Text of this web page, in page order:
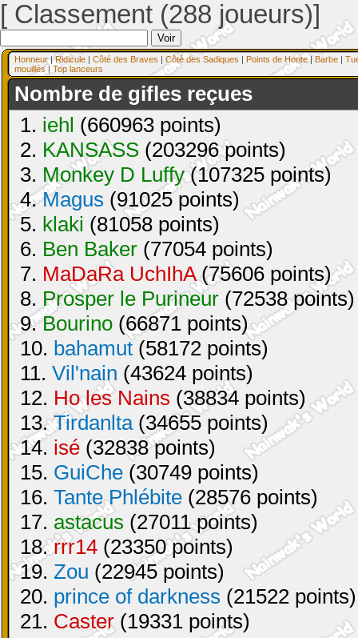
[ Classement (288 joueurs)]
Honneur|Ridicule | Côté des Braves | Côté des Sadiques | Points de Honte| Barbe |
mouillés| Top lanceurs
Nombre de gifles reçues
1. iehl (660963 points)
2. KANSASS (203296 points)
3. Monkey D Luffy(107325 points)
4.Magus (91025 points)
5. klaki (81058 points)
6. Ben Baker (77054 points)
7. MaDaRa UchIhA(75606 points)
8. Prosper le Purineur (72538 points)
9.Bourino (66871 points)
10. bahamut (58172 points)
11. Vil'nain (43624 points)
12. Ho les Nains (38834 points)
13.Tirdanlta(34655 points)
14. isé (32838 points)
15. GuiChe (30749 points)
16. Tante Phlébite (28576 points)
17. astacus (27011 points)
18.rrr14 (23350 points)
19. Zou (22945 points)
20. prince of darkness (21522 points)
21. Caster (19331 points)